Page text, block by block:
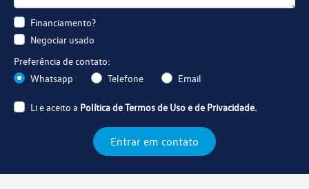
Financiamento?
Negociar usado
Preferência de contato:
Whatsapp
Telefone Email
Li e aceito a Política de Termos de Uso e de Privacidade.
Entrar em contato